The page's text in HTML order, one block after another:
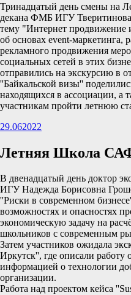
Тринадцатый день смены на
декана ФМБ ИГУ Тверитинова
тему "Интернет продвижение
об основах event-маркетинга,
рекламного продвижения
социальных сетей в этих
отправились на экскурсию в
''Байкальской визы''
находящихся в ассоциации, а
участникам пройти летнюю
29.062022
Летняя Школа
В двенадцатый день доктор
ИГУ Надежда Борисовна
''Риски в современном
возможностях и опасностях
экономическую задачу на
школьников с современным
Затем участников ожидала
Иркутск'', где описали работу
информацией о технологии
организации.
Работа над проектом кейса